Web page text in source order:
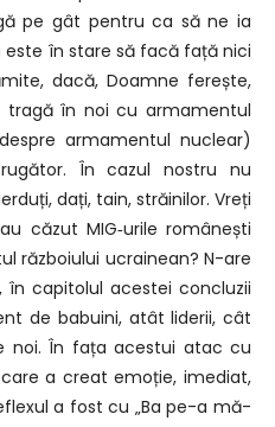
pe gât pentru ca să ne ia
în stare să facă față nici
dacă, Doamne ferește,
tragă în noi cu armamentul
armamentul nuclear)
În cazul nostru nu
dați, tain, străinilor. Vreți
căzut MIG‑urile românești
războiului ucrainean? N-are
capitolul acestei concluzii
de babuini, atât liderii, cât
noi. În fața acestui atac cu
a creat emoție, imediat,
a fost cu „Ba pe-a mă-